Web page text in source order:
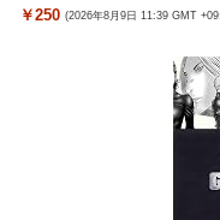
最新の「発売日告知トレ
日本に対抗報復時、韓国
バスケットボールは最終
【画像】女優・水崎綾女
アクセルワールドのパチ
【動画】 可愛い元気な
のマ●コをそーっとイジ
タトゥー彫り師さん「刺
【悲報】「美人すぎる県
￥250 (2026年8月9日 11:39 GMT